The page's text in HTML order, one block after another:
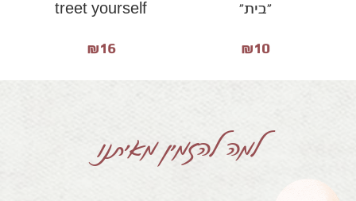
״בית״
₪10
treet yourself
₪16
למה להזמין מאיתנו